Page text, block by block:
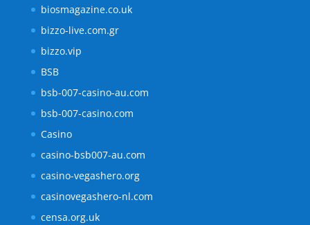
biosmagazine.co.uk
bizzo-live.com.gr
bizzo.vip
BSB
bsb-007-casino-au.com
bsb-007-casino.com
Casino
casino-bsb007-au.com
casino-vegashero.org
casinovegashero-nl.com
censa.org.uk